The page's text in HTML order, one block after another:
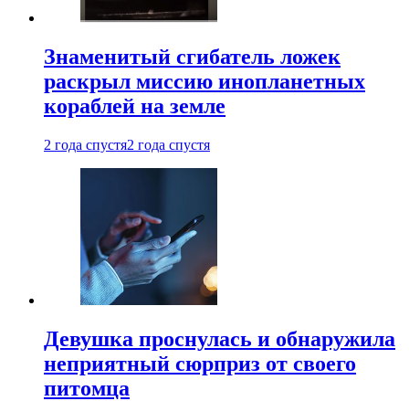
Знаменитый сгибатель ложек
раскрыл миссию инопланетных
кораблей на земле
2 года спустя2 года спустя
Девушка проснулась и обнаружила
неприятный сюрприз от своего
питомца